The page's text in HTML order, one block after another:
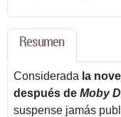
Resumen
Considerada la
después de Moby
suspense jamás